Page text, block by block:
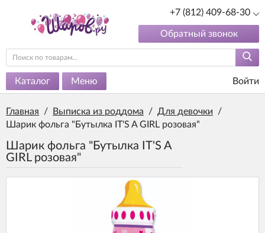
+7 (812) 409-68-30
Обратный звонок
Каталог Меню Войти
Главная / Выписка из роддома / Для девочки
/
Шарик фольга "Бутылка IT'S A GIRL розовая"
Шарик фольга "Бутылка IT'S A
GIRL розовая"